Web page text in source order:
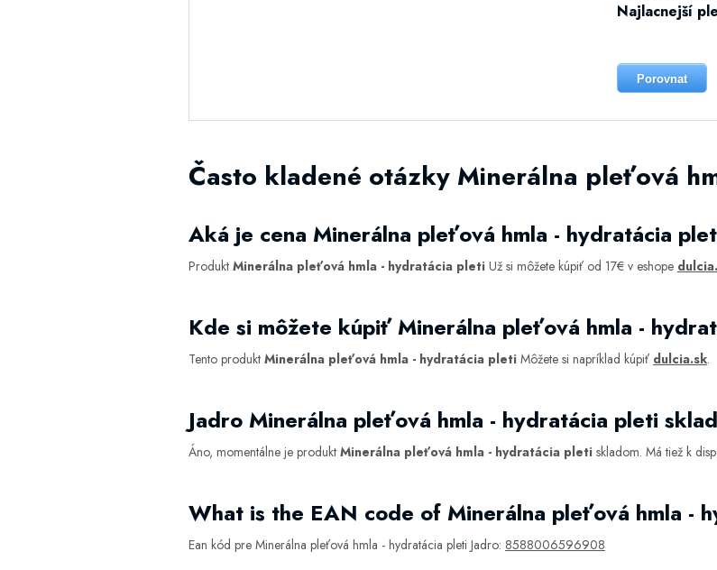
Najlacnejší
Porovnat
Často kladené otázky Minerálna pleťová
Aká je cena Minerálna pleťová hmla - hydratácia
Produkt Minerálna pleťová hmla - hydratácia pleti Už si môžete kúpiť od 17€ v eshope
Kde si môžete kúpiť Minerálna pleťová hmla -
Tento produkt Minerálna pleťová hmla - hydratácia pleti Môžete si napríklad kúpiť dulcia.sk.
Jadro Minerálna pleťová hmla - hydratácia pleti
Áno, momentálne je produkt Minerálna pleťová hmla - hydratácia pleti skladom. Má tiež k
What is the EAN code of Minerálna pleťová hmla -
Ean kód pre Minerálna pleťová hmla - hydratácia pleti Jadro: 8588006596908